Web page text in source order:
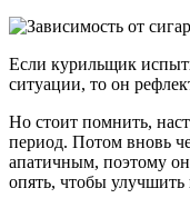
Если курильщик
ситуации, то он
Но стоит помнить,
период. Потом вновь
апатичным, поэтому
опять, чтобы улучшить